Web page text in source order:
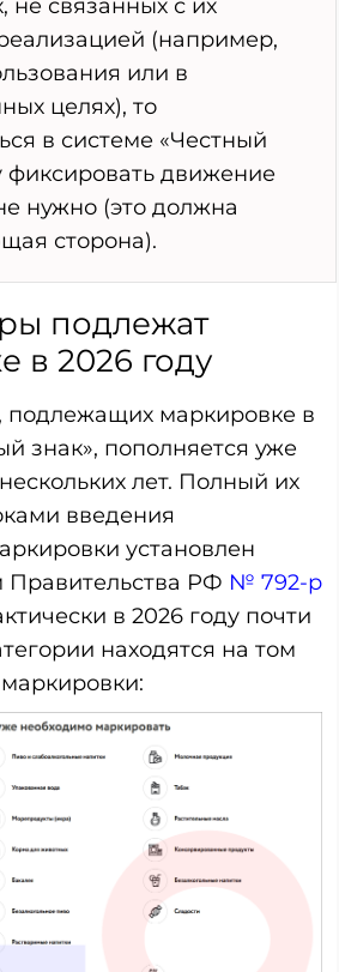
не связанных с их
(например,
или в
целях), то
в системе «Честный
фиксировать движение
нужно (это должна
сторона).
подлежат
в 2026 году
подлежащих маркировке в
знак», пополняется уже
лет. Полный их
введения
установлен
РФ № 792-р
в 2026 году почти
находятся на том